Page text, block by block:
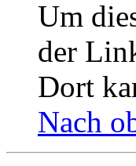
Um
der
Dort
Nach